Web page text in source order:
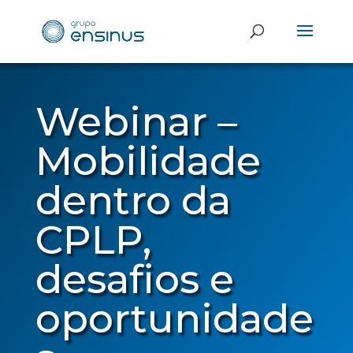
Webinar –
Mobilidade
dentro da
CPLP,
desafios e
oportunidade